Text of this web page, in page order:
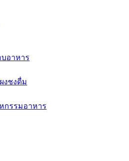
อาหาร
งชงดื่ม
กรรมอาหาร